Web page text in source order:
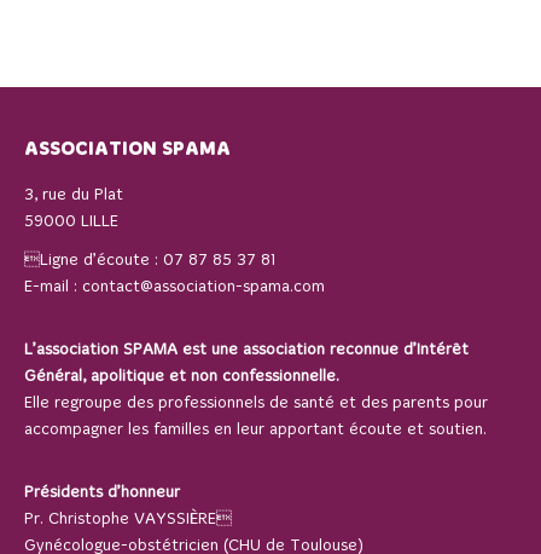
ASSOCIATION SPAMA
3, rue du Plat
59000 LILLE
Ligne d’écoute : 07 87 85 37 81
E-mail : contact@association-spama.com
L’association SPAMA est une association reconnue d’Intérêt
Général, apolitique et non confessionnelle.
Elle regroupe des professionnels de santé et des parents pour
accompagner les familles en leur apportant écoute et soutien.
Présidents d’honneur
Pr. Christophe VAYSSIÈRE
Gynécologue-obstétricien (CHU de Toulouse)